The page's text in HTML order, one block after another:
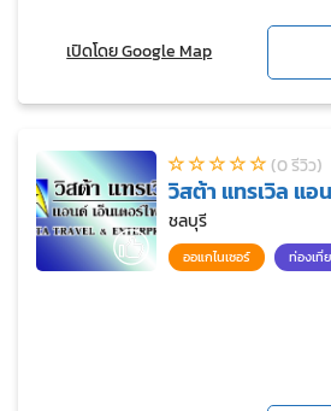
เปิดโดย Google Map
(0 รีวิว)
วิสต้า แทรเวิล แอ
ชลบุรี
ออแกไนเซอร์ ท่องเที่